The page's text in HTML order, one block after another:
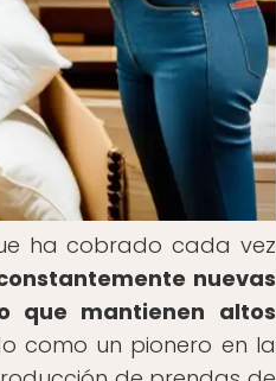
ha cobrado cada vez
nuevas
que mantienen altos
como un pionero en la